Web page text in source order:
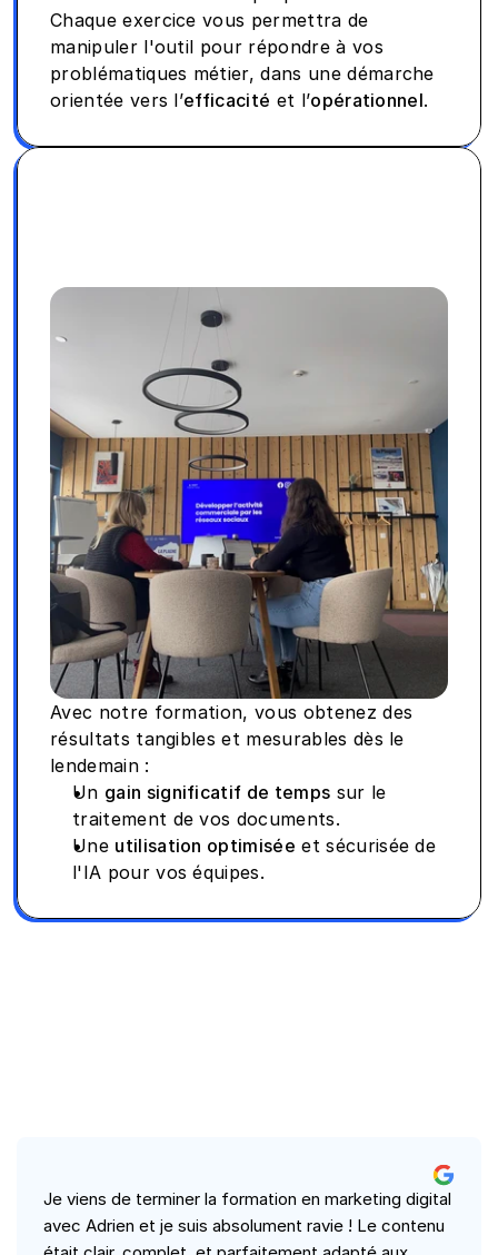
Chaque exercice vous permettra de
manipuler l'outil pour répondre à vos
problématiques métier, dans une démarche
orientée vers l’efficacité et l’opérationnel.
Avec notre formation, vous obtenez des
résultats tangibles et mesurables dès le
lendemain :
Un gain significatif de temps sur le
traitement de vos documents.
Une utilisation optimisée et sécurisée de
l'IA pour vos équipes.
Je viens de terminer la formation en marketing digital
avec Adrien et je suis absolument ravie ! Le contenu